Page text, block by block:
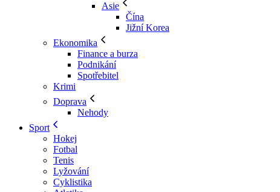
Asie
Čína
Jižní Korea
Ekonomika
Finance a burza
Podnikání
Spotřebitel
Krimi
Doprava
Nehody
Sport
Hokej
Fotbal
Tenis
Lyžování
Cyklistika